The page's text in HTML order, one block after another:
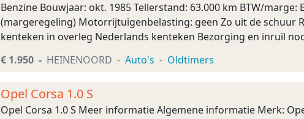
Benzine Bouwjaar: okt. 1985 Tellerstand: 63.000 km BTW/
(margeregeling) Motorrijtuigenbelasting: geen Zo uit de schuur
kenteken in overleg Nederlands kenteken Bezorging en inruil
€ 1.950
HEINENOORD Auto's Oldtimers
Opel Corsa 1.0 S
Opel Corsa 1.0 S Meer informatie Algemene informatie Merk: